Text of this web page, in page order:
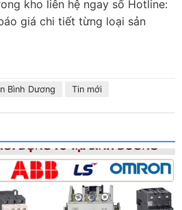
kho liên hệ ngay số Hotline:
giá chi tiết từng loại sản
Bình Dương Tin mới